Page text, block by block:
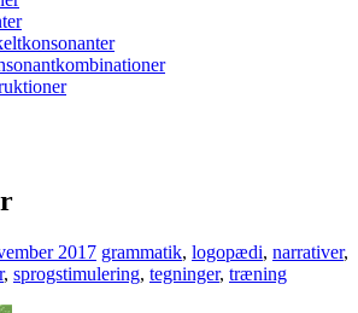
2017 grammatik, logopædi, narrativer,
, sprogstimulering, tegninger, træning